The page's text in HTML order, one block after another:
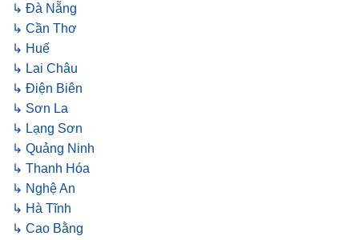
↳ Đà Nẵng
↳ Cần Thơ
↳ Huế
↳ Lai Châu
↳ Điện Biên
↳ Sơn La
↳ Lạng Sơn
↳ Quảng Ninh
↳ Thanh Hóa
↳ Nghệ An
↳ Hà Tĩnh
↳ Cao Bằng